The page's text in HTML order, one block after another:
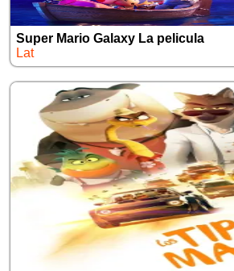
Super Mario Galaxy La pelicula
Lat